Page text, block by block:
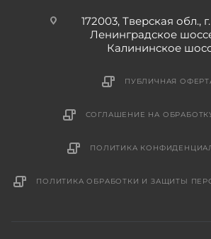
172003, Тверская обл.,
Ленинградское
Калининское
ПУБЛИЧНАЯ
СОГЛАШЕНИЕ НА
ПОЛИТИКА
ПОЛИТИКА ОБРАБОТКИ И ЗАЩИТЫ